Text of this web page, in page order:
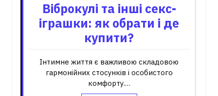
Віброкулі та інші секс-
іграшки: як обрати і де
купити?
Інтимне життя є важливою складовою
гармонійних стосунків і особистого
комфорту.…